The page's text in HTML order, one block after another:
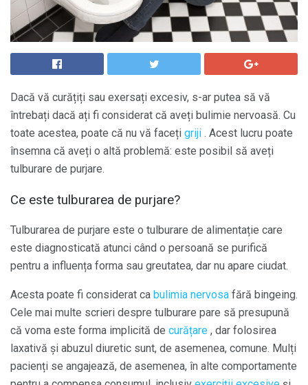
Dacă vă curățiți sau exersați excesiv, s-ar putea să vă
întrebați dacă ați fi considerat că aveți bulimie nervoasă. Cu
toate acestea, poate că nu vă faceți griji . Acest lucru poate
însemna că aveți o altă problemă: este posibil să aveți
tulburare de purjare.
Ce este tulburarea de purjare?
Tulburarea de purjare este o tulburare de alimentație care
este diagnosticată atunci când o persoană se purifică
pentru a influența forma sau greutatea, dar nu apare ciudat.
Acesta poate fi considerat ca bulimia nervosa fără bingeing.
Cele mai multe scrieri despre tulburare pare să presupună
că voma este forma implicită de curățare , dar folosirea
laxativă și abuzul diuretic sunt, de asemenea, comune. Mulți
pacienți se angajează, de asemenea, în alte comportamente